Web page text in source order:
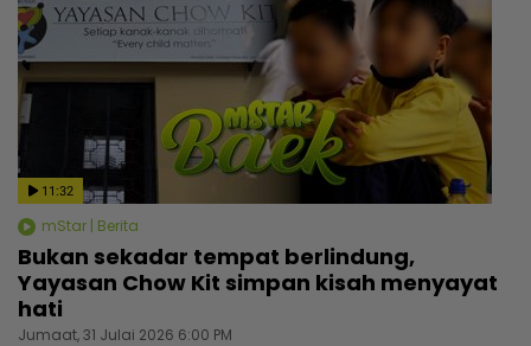
11:32
mStar | Berita
Bukan sekadar tempat berlindung,
Yayasan Chow Kit simpan kisah menyayat
hati
Jumaat, 31 Julai 2026 6:00 PM